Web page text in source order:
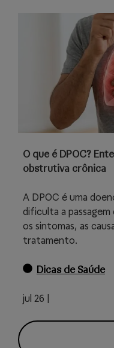
O que é DPOC?
obstrutiva crônica
A DPOC é uma
dificulta a passagem
os sintomas, as
tratamento.
Dicas de Saúde
jul 26 |